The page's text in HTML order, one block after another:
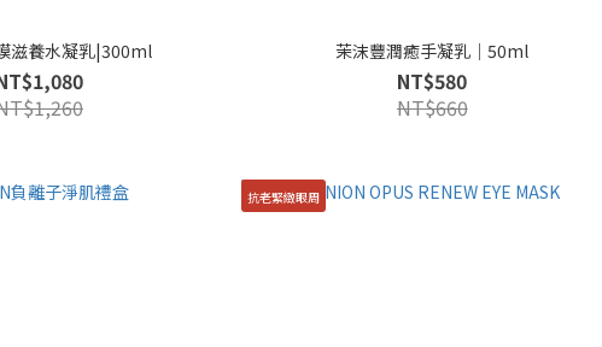
滋養水凝乳|300ml 茉沫豐潤癒手凝乳｜50ml
NT$580
NT$660
抗老緊緻眼周